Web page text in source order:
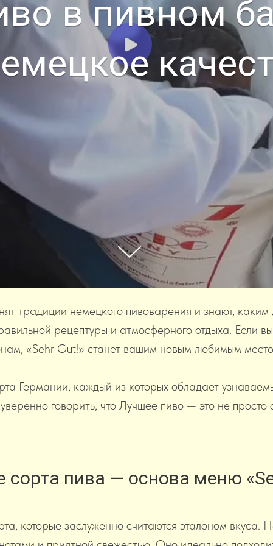
в пивном
традиции немецкого пивоварения и знают,
рецептуры и атмосферного отдыха. Если
«Sehr Gut!» станет вашим новым любимым
Германии, каждый из которых обладает
говорить, что Лучшее пиво — это не
сорта пива — основа меню
которые заслуженно считаются эталоном вкуса.